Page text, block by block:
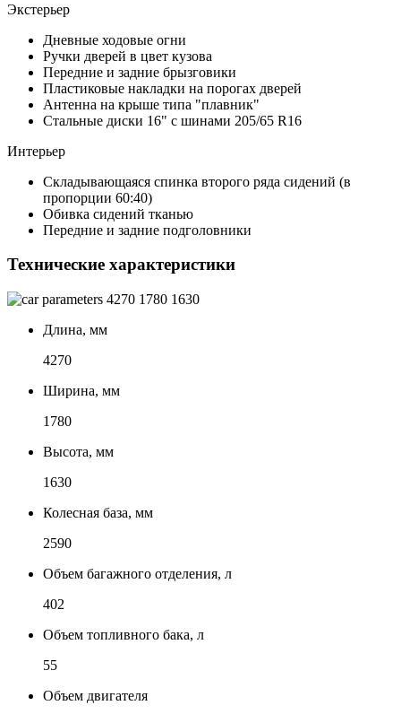
Экстерьер
Дневные ходовые огни
Ручки дверей в цвет кузова
Передние и задние брызговики
Пластиковые накладки на порогах дверей
Антенна на крыше типа "плавник"
Стальные диски 16" с шинами 205/65 R16
Интерьер
Складывающаяся спинка второго ряда сидений (в
пропорции 60:40)
Обивка сидений тканью
Передние и задние подголовники
Технические характеристики
4270 1780 1630
Длина, мм
4270
Ширина, мм
1780
Высота, мм
1630
Колесная база, мм
2590
Объем багажного отделения, л
402
Объем топливного бака, л
55
Объем двигателя